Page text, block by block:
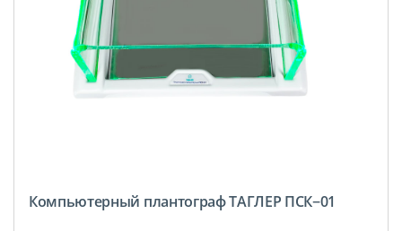
Компьютерный плантограф ТАГЛЕР ПСК−01